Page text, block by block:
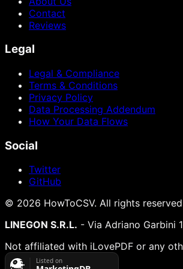
Contact
Reviews
Legal
Legal & Compliance
Terms & Conditions
Privacy Policy
Data Processing Addendum
How Your Data Flows
Social
Twitter
GitHub
© 2026 HowToCSV. All rights
LINEGON S.R.L. - Via Adriano Garbini
Not affiliated with iLovePDF or any